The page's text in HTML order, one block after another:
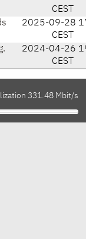
CEST
2025-09-28
CEST
2024-04-26
CEST
331.48 Mbit/s